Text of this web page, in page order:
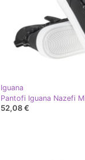
Iguana
52,08 €